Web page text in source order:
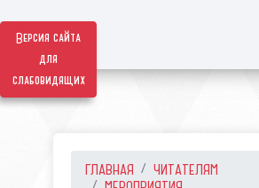
Версия сайта
для
слабовидящих
ГЛАВНАЯ
ЧИТАТЕЛЯМ